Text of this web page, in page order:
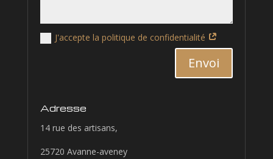
J'accepte la politique de confidentialité
Envoi
Adresse
14 rue des artisans,
25720 Avanne-aveney